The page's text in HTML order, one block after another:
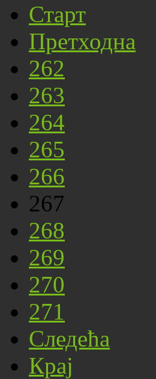
Старт
Претходна
262
263
264
265
266
267
268
269
270
271
Следећа
Крај